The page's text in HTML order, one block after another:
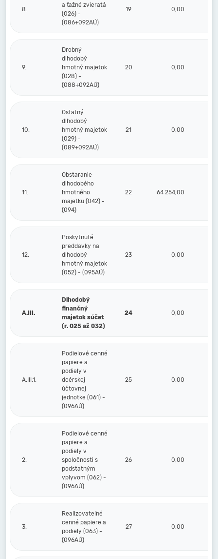
8.
a ťažné zvieratá
(026) -
(086+092AÚ)
19 0,00
9.
Drobný
dlhodobý
hmotný majetok
(028) -
(088+092AÚ)
20 0,00
10.
Ostatný
dlhodobý
hmotný majetok
(029) -
(089+092AÚ)
21 0,00
11.
Obstaranie
dlhodobého
hmotného
majetku (042) -
(094)
22 64 254,00
12.
Poskytnuté
preddavky na
dlhodobý
hmotný majetok
(052) - (095AÚ)
23 0,00
A.III.
Dlhodobý
finančný
majetok súčet
(r. 025 až 032)
24 0,00
A.III.1.
Podielové cenné
papiere a
podiely v
dcérskej
účtovnej
jednotke (061) -
(096AÚ)
25 0,00
2.
Podielové cenné
papiere a
podiely v
spoločnosti s
podstatným
vplyvom (062) -
(096AÚ)
26 0,00
3.
Realizovateľné
cenné papiere a
podiely (063) -
(096AÚ)
27 0,00